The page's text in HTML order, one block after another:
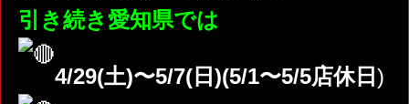
引き続き愛知県では
4/29(土)〜5/7(日)(5/1〜5/5店休日 )